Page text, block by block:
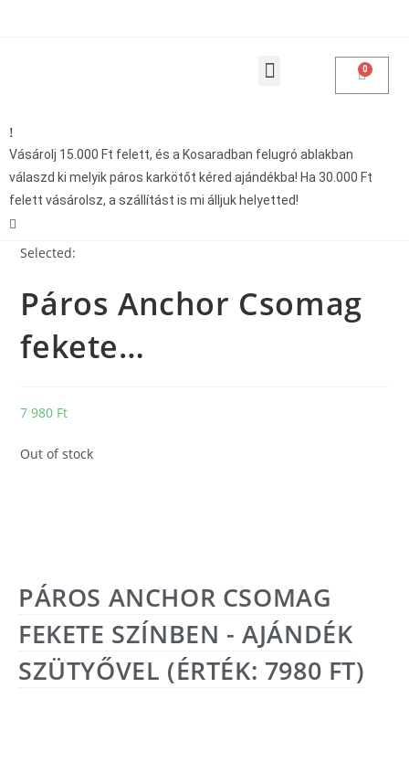
Vásárolj 15.000 Ft felett, és a Kosaradban felugró ablakban
válaszd ki melyik páros karkötőt kéred ajándékba! Ha 30.000 Ft
felett vásárolsz, a szállítást is mi álljuk helyetted!
Selected:
Páros Anchor Csomag
fekete…
7 980 Ft
Out of stock
PÁROS ANCHOR CSOMAG
FEKETE SZÍNBEN - AJÁNDÉK
SZÜTYŐVEL (ÉRTÉK: 7980 FT)